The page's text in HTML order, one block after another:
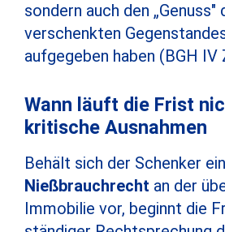
sondern auch den „Genuss"
verschenkten
aufgegeben haben (BGH IV
Wann läuft die Frist
kritische Ausnahmen
Behält sich der Schenker ein
Nießbrauchrecht an der
Immobilie vor, beginnt die